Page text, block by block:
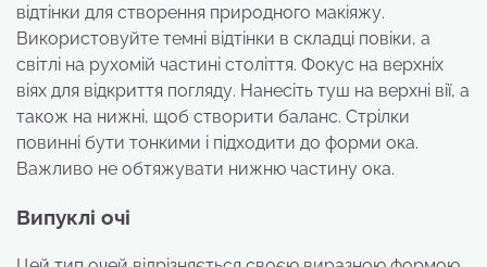
відтінки для створення природного макіяжу.
Використовуйте темні відтінки в складці повіки, а
світлі на рухомій частині століття. Фокус на верхніх
віях для відкриття погляду. Нанесіть туш на верхні вії, а
також на нижні, щоб створити баланс. Стрілки
повинні бути тонкими і підходити до форми ока.
Важливо не обтяжувати нижню частину ока.
Випуклі очі